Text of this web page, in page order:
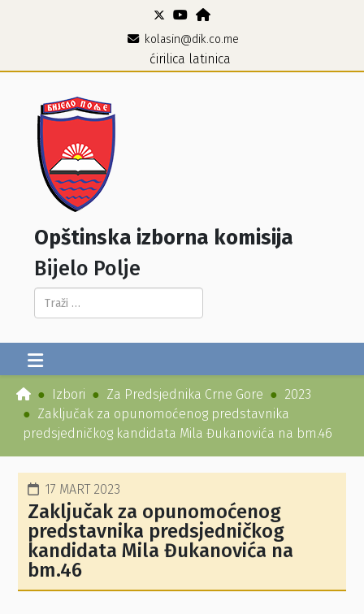
kolasin@dik.co.me
ćirilica latinica
Opštinska izborna komisija
Bijelo Polje
Pretraga...
Izbori Za Predsjednika Crne Gore
2023
Zaključak za opunomoćenog predstavnika
predsjedničkog kandidata Mila Đukanovića na bm.46
17 MART 2023
Zaključak za opunomoćenog
predstavnika predsjedničkog
kandidata Mila Đukanovića na
bm.46